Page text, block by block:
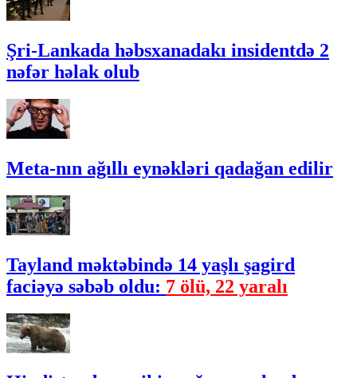
Şri-Lankada həbsxanadakı insidentdə 2
nəfər həlak olub
Meta-nın ağıllı eynəkləri qadağan edilir
Tayland məktəbində 14 yaşlı şagird
faciəyə səbəb oldu: 7 ölü, 22 yaralı